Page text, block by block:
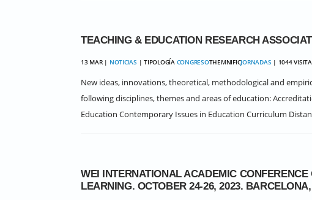
TEACHING & EDUCATION RESEARCH
13 MAR | NOTICIAS | TIPOLOGÍA CONGRESOTHEMNIFICJORNADAS | 1044
New ideas, innovations, theoretical, methodological and
following disciplines, themes and areas of education:
Education Contemporary Issues in Education Curriculum
WEI INTERNATIONAL ACADEMIC
LEARNING. OCTOBER 24-26, 2023.